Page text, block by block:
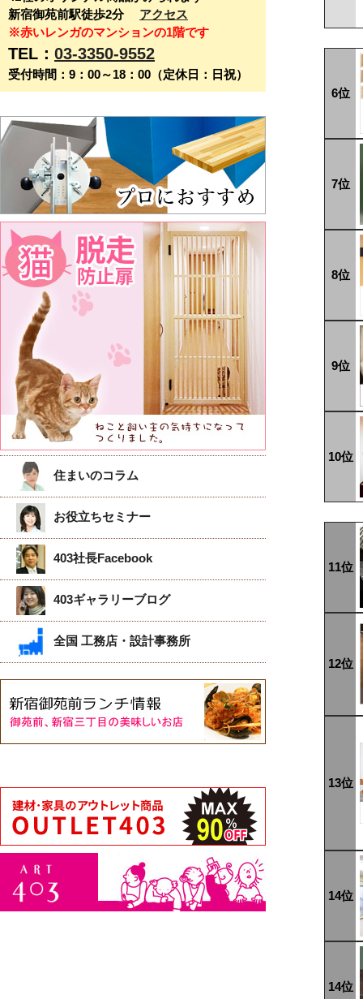
新宿御苑前駅徒歩2分 アクセス
※赤いレンガのマンションの1階です
TEL： 03-3350-9552
受付時間：9：00～18：00（定休日：日祝）
住まいのコラム
お役立ちセミナー
403社長Facebook
403ギャラリーブログ
全国 工務店・設計事務所
6位
7位
8位
9位
10位
11位
12位
13位
14位
14位